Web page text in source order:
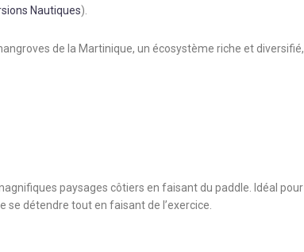
Nautiques)
de la Martinique, un écosystème riche et diversifié,
paysages côtiers en faisant du paddle. Idéal pour
se détendre tout en faisant de l’exercice.